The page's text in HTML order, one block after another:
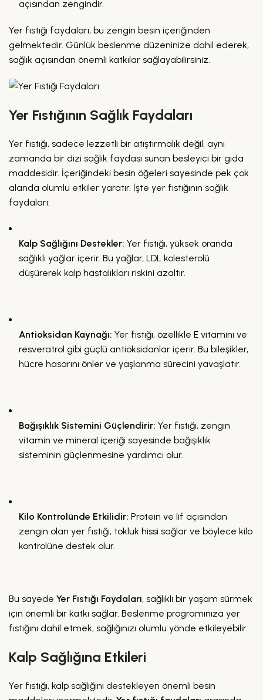
açısından zengindir.
Yer fıstığı faydaları, bu zengin besin içeriğinden
gelmektedir. Günlük beslenme düzeninize dahil ederek,
sağlık açısından önemli katkılar sağlayabilirsiniz.
Yer Fıstığının Sağlık Faydaları
Yer fıstığı, sadece lezzetli bir atıştırmalık değil, aynı
zamanda bir dizi sağlık faydası sunan besleyici bir gıda
maddesidir. İçeriğindeki besin öğeleri sayesinde pek çok
alanda olumlu etkiler yaratır. İşte yer fıstığının sağlık
faydaları:
Kalp Sağlığını Destekler: Yer fıstığı, yüksek oranda
sağlıklı yağlar içerir. Bu yağlar, LDL kolesterolü
düşürerek kalp hastalıkları riskini azaltır.
Antioksidan Kaynağı: Yer fıstığı, özellikle E vitamini ve
resveratrol gibi güçlü antioksidanlar içerir. Bu bileşikler,
hücre hasarını önler ve yaşlanma sürecini yavaşlatır.
Bağışıklık Sistemini Güçlendirir: Yer fıstığı, zengin
vitamin ve mineral içeriği sayesinde bağışıklık
sisteminin güçlenmesine yardımcı olur.
Kilo Kontrolünde Etkilidir: Protein ve lif açısından
zengin olan yer fıstığı, tokluk hissi sağlar ve böylece kilo
kontrolüne destek olur.
Bu sayede Yer Fıstığı Faydaları, sağlıklı bir yaşam sürmek
için önemli bir katkı sağlar. Beslenme programınıza yer
fıstığını dahil etmek, sağlığınızı olumlu yönde etkileyebilir.
Kalp Sağlığına Etkileri
Yer fıstığı, kalp sağlığını destekleyen önemli besin